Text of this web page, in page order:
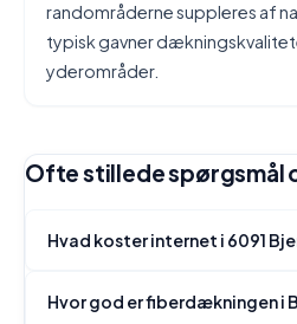
randområderne suppleres af
typisk gavner
yderområder.
Ofte stillede spørgsmål
Hvad koster internet i 6091
Hvor god er fiberdækningen i